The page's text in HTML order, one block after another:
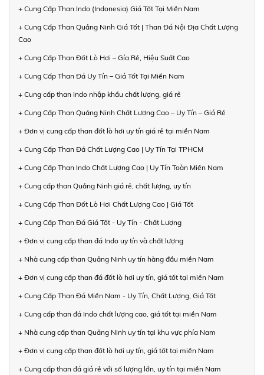
+ Cung Cấp Than Indo (Indonesia) Giá Tốt Tại Miền Nam
+ Cung Cấp Than Quảng Ninh Giá Tốt | Than Đá Nội Địa Chất Lượng
Cao
+ Cung Cấp Than Đốt Lò Hơi – Gía Rẻ, Hiệu Suất Cao
+ Cung Cấp Than Đá Uy Tín – Giá Tốt Tại Miền Nam
+ Cung cấp than Indo nhập khẩu chất lượng, giá rẻ
+ Cung Cấp Than Quảng Ninh Chất Lượng Cao – Uy Tín – Giá Rẻ
+ Đơn vị cung cấp than đốt lò hơi uy tín giá rẻ tại miền Nam
+ Cung Cấp Than Đá Chất Lượng Cao | Uy Tín Tại TPHCM
+ Cung Cấp Than Indo Chất Lượng Cao | Uy Tín Toàn Miền Nam
+ Cung cấp than Quảng Ninh giá rẻ, chất lượng, uy tín
+ Cung Cấp Than Đốt Lò Hơi Chất Lượng Cao | Giá Tốt
+ Cung Cấp Than Đá Giá Tốt - Uy Tín - Chất Lượng
+ Đơn vị cung cấp than đá Indo uy tín và chất lượng
+ Nhà cung cấp than Quảng Ninh uy tín hàng đầu miền Nam
+ Đơn vị cung cấp than đá đốt lò hơi uy tín, giá tốt tại miền Nam
+ Cung Cấp Than Đá Miền Nam - Uy Tín, Chất Lượng, Giá Tốt
+ Cung cấp than đá Indo chất lượng cao, giá tốt tại miền Nam
+ Nhà cung cấp than Quảng Ninh uy tín tại khu vực phía Nam
+ Đơn vị cung cấp than đốt lò hơi uy tín, giá tốt tại miền Nam
+ Cung cấp than đá giá rẻ với số lượng lớn, uy tín tại miền Nam